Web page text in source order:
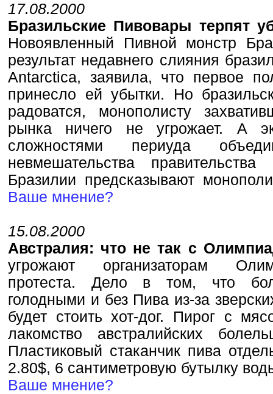
17.08.2000
Бразильские Пивовары терпят
Новоявленный Пивной монстр
результат недавнего слияния
Antarctica, заявила, что первое
принесло ей убытки. Но
радоватся, монополисту
рынка ничего не угрожает. А
сложностями периуда
невмешательства
Бразилии предсказывают
Ваше мнение?
15.08.2000
Австралия: что не так с
угрожают организаторам
протеста. Дело в том, что
голодными и без Пива из-за
будет стоить хот-дог. Пирог с
лакомство австралийских
Пластиковый стаканчик пива
2.80$, 6 сантиметровую бутылку
Ваше мнение?